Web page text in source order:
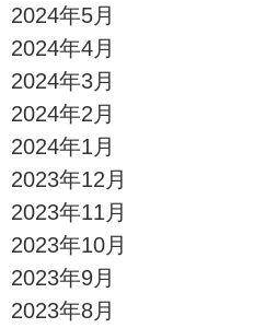
2024年5月
2024年4月
2024年3月
2024年2月
2024年1月
2023年12月
2023年11月
2023年10月
2023年9月
2023年8月